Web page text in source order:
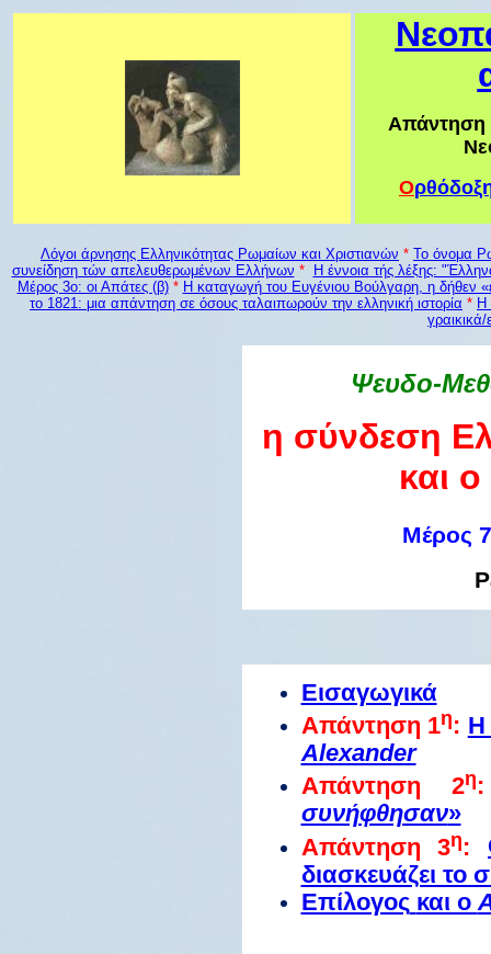
Απάντηση
Ο
Λόγοι άρνησης Ελληνικότητας Ρωμαίων και Χριστιανών * Το όνομα
συνείδηση τών απελευθερωμένων Ελλήνων *
Η έννοια τής λέξης:
Μέρος 3o: οι Απάτες (β)* Η καταγωγή του Ευγένιου Βούλγαρη, η δήθεν
το 1821: μια απάντηση σε όσους ταλαιπωρούν την ελληνική ιστορία * Η
Ψευδο-
η σύνδεση
και ο
Μέρος 7
Εισαγωγικά
Απάντηση 1η: Η
Alexander
Απάντηση 2η:
συνήφθησαν»
Απάντηση 3η:
διασκευάζει το
Επίλογος και ο